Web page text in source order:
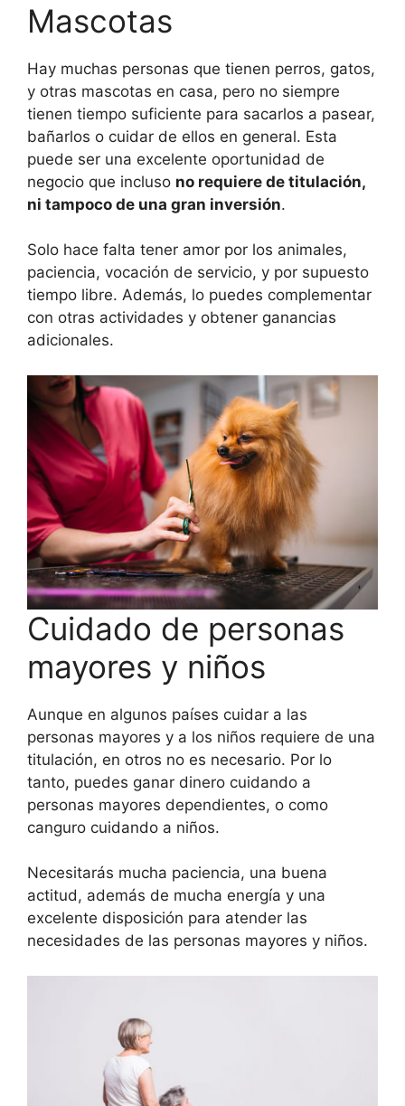
Mascotas
Hay muchas personas que tienen perros, gatos,
y otras mascotas en casa, pero no siempre
tienen tiempo suficiente para sacarlos a pasear,
bañarlos o cuidar de ellos en general. Esta
puede ser una excelente oportunidad de
negocio que incluso no requiere de titulación,
ni tampoco de una gran inversión.
Solo hace falta tener amor por los animales,
paciencia, vocación de servicio, y por supuesto
tiempo libre. Además, lo puedes complementar
con otras actividades y obtener ganancias
adicionales.
Cuidado de personas
mayores y niños
Aunque en algunos países cuidar a las
personas mayores y a los niños requiere de una
titulación, en otros no es necesario. Por lo
tanto, puedes ganar dinero cuidando a
personas mayores dependientes, o como
canguro cuidando a niños.
Necesitarás mucha paciencia, una buena
actitud, además de mucha energía y una
excelente disposición para atender las
necesidades de las personas mayores y niños.